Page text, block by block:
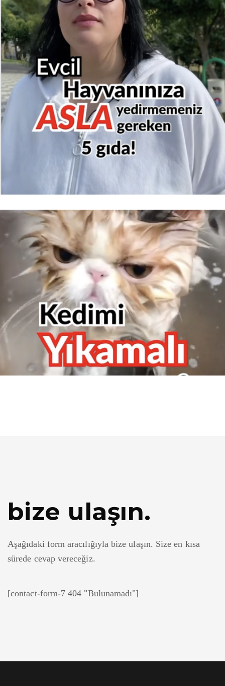
bize ulaşın.
Aşağıdaki form aracılığıyla bize ulaşın. Size en kısa
sürede cevap vereceğiz.
[contact-form-7 404 "Bulunamadı"]